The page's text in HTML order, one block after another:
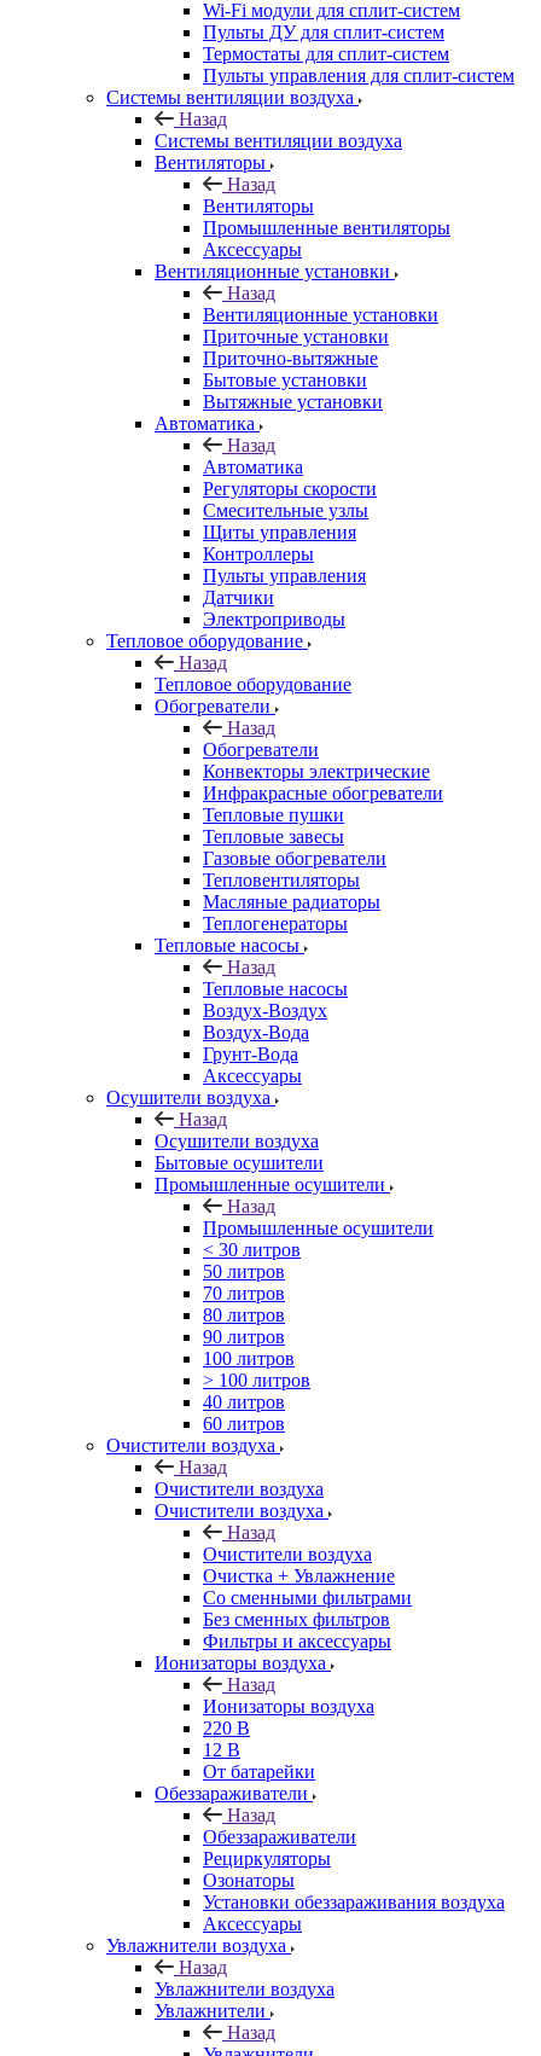
Wi-Fi модули для сплит-систем
Пульты ДУ для сплит-систем
Термостаты для сплит-систем
Пульты управления для сплит-систем
Системы вентиляции воздуха
Назад
Системы вентиляции воздуха
Вентиляторы
Назад
Вентиляторы
Промышленные вентиляторы
Аксессуары
Вентиляционные установки
Назад
Вентиляционные установки
Приточные установки
Приточно-вытяжные
Бытовые установки
Вытяжные установки
Автоматика
Назад
Автоматика
Регуляторы скорости
Смесительные узлы
Щиты управления
Контроллеры
Пульты управления
Датчики
Электроприводы
Тепловое оборудование
Назад
Тепловое оборудование
Обогреватели
Назад
Обогреватели
Конвекторы электрические
Инфракрасные обогреватели
Тепловые пушки
Тепловые завесы
Газовые обогреватели
Тепловентиляторы
Масляные радиаторы
Теплогенераторы
Тепловые насосы
Назад
Тепловые насосы
Воздух-Воздух
Воздух-Вода
Грунт-Вода
Аксессуары
Осушители воздуха
Назад
Осушители воздуха
Бытовые осушители
Промышленные осушители
Назад
Промышленные осушители
< 30 литров
50 литров
70 литров
80 литров
90 литров
100 литров
> 100 литров
40 литров
60 литров
Очистители воздуха
Назад
Очистители воздуха
Очистители воздуха
Назад
Очистители воздуха
Очистка + Увлажнение
Cо сменными фильтрами
Без сменных фильтров
Фильтры и аксессуары
Ионизаторы воздуха
Назад
Ионизаторы воздуха
220 В
12 В
От батарейки
Обеззараживатели
Назад
Обеззараживатели
Рециркуляторы
Озонаторы
Установки обеззараживания воздуха
Аксессуары
Увлажнители воздуха
Назад
Увлажнители воздуха
Увлажнители
Назад